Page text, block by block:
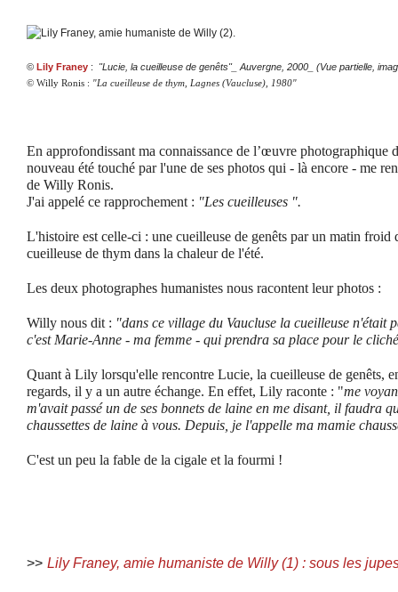
© Lily Franey : "Lucie, la cueilleuse de genêts"_ Auvergne, 2000_ (Vue partielle,
© Willy Ronis : "La cueilleuse de thym, Lagnes (Vaucluse), 1980"
En approfondissant ma connaissance de l’œuvre photographique
nouveau été touché par l'une de ses photos qui - là encore - me
de Willy Ronis.
J'ai appelé ce rapprochement : "Les cueilleuses ".
L'histoire est celle-ci : une cueilleuse de genêts par un matin froid
cueilleuse de thym dans la chaleur de l'été.
Les deux photographes humanistes nous racontent leur photos :
Willy nous dit : "dans ce village du Vaucluse la cueilleuse n'était
c'est Marie-Anne - ma femme - qui prendra sa place pour le
Quant à Lily lorsqu'elle rencontre Lucie, la cueilleuse de genêts,
regards, il y a un autre échange. En effet, Lily raconte : "me
m'avait passé un de ses bonnets de laine en me disant, il faudra
chaussettes de laine à vous. Depuis, je l'appelle ma mamie
C'est un peu la fable de la cigale et la fourmi !
>> Lily Franey, amie humaniste de Willy (1) : sous les